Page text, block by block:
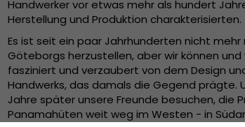
Handwerker vor etwas mehr als hundert
Herstellung und Produktion charakterisierten.
Es ist seit ein paar Jahrhunderten nicht
Göteborgs herzustellen, aber wir können
fasziniert und verzaubert von dem Design
Handwerks, das damals die Gegend prägte.
Jahre später unsere Freunde besuchen, die
Panamahüten weit weg im Westen - in